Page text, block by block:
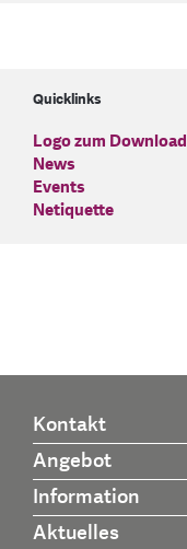
Quicklinks
Logo zum Download
News
Events
Netiquette
Kontakt
Angebot
Information
Aktuelles